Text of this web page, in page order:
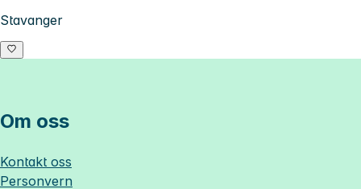
Stavanger
Om oss
Kontakt oss
Personvern